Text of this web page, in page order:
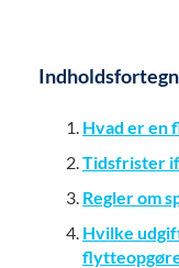
Hvad er en
Tidsfrister
Regler om
Hvilke